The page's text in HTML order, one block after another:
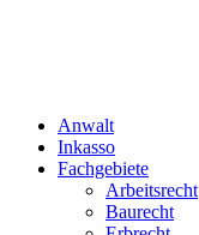
Anwalt
Inkasso
Fachgebiete
Arbeitsrecht
Baurecht